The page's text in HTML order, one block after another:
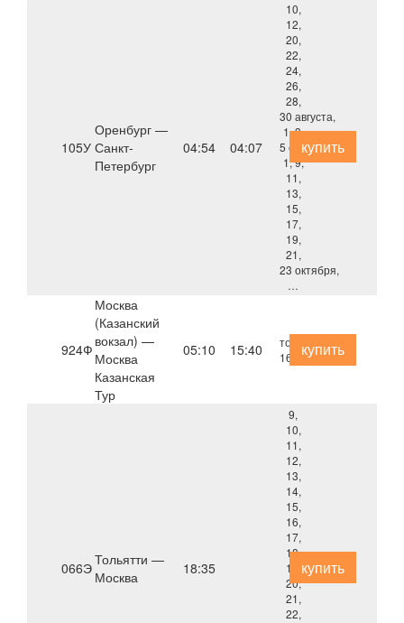
105У
Оренбург —
Санкт-
Петербург
04:54 04:07
10,
12,
20,
22,
24,
26,
28,
30 августа,
1, 3,
5 сентября,
1, 9,
11,
13,
15,
17,
19,
21,
23 октября,
…
купить
924Ф
Москва
(Казанский
вокзал) —
Москва
Казанская
Тур
05:10 15:40
только
16 августа
купить
066ЭТольятти —
Москва
18:35
9,
10,
11,
12,
13,
14,
15,
16,
17,
18,
19,
20,
21,
22,
купить